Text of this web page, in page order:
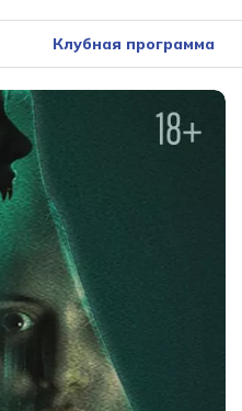
Клубная программа